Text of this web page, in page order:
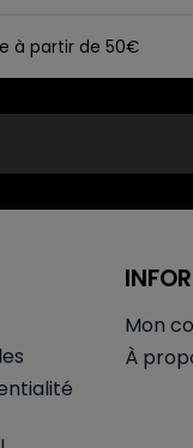
à partir de 50€
Mon
À